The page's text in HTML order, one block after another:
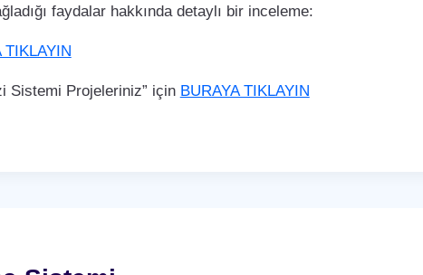
faydalar hakkında detaylı bir inceleme:
TIKLAYIN
Sistemi Projeleriniz” için BURAYA TIKLAYIN